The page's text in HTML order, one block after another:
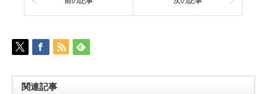
関連記事